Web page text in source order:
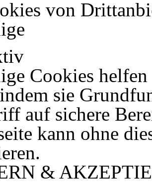
von
Cookies
sie
auf sichere
kann ohne
&